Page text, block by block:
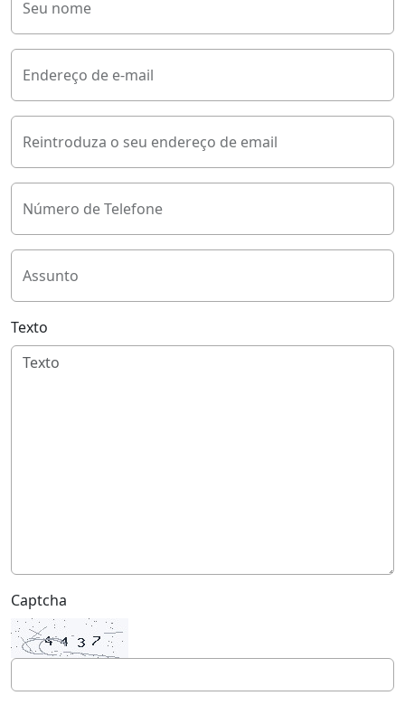
Seu nome
Endereço de e-mail
Reintroduza o seu endereço de email
Número de Telefone
Assunto
Texto
Captcha